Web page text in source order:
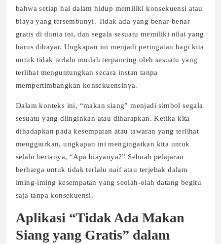
bahwa setiap hal dalam hidup memiliki konsekuensi atau
biaya yang tersembunyi. Tidak ada yang benar-benar
gratis di dunia ini, dan segala sesuatu memiliki nilai yang
harus dibayar. Ungkapan ini menjadi peringatan bagi kita
untuk tidak terlalu mudah terpancing oleh sesuatu yang
terlihat menguntungkan secara instan tanpa
mempertimbangkan konsekuensinya.
Dalam konteks ini, “makan siang” menjadi simbol segala
sesuatu yang diinginkan atau diharapkan. Ketika kita
dihadapkan pada kesempatan atau tawaran yang terlihat
menggiurkan, ungkapan ini mengingatkan kita untuk
selalu bertanya, “Apa biayanya?” Sebuah pelajaran
berharga untuk tidak terlalu naif atau terjebak dalam
iming-iming kesempatan yang seolah-olah datang begitu
saja tanpa konsekuensi.
Aplikasi “Tidak Ada Makan
Siang yang Gratis” dalam